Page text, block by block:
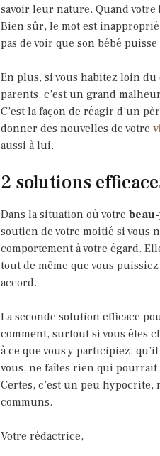
savoir leur nature. Quand votre
Bien sûr, le mot est
pas de voir que son bébé
En plus, si vous habitez loin du
parents, c’est un grand
C’est la façon de réagir d’un
donner des nouvelles de votre
aussi à lui.
2 solutions
Dans la situation où votre
soutien de votre moitié si vous
comportement à votre égard.
tout de même que vous
accord.
La seconde solution efficace
comment, surtout si vous êtes
à ce que vous y participiez,
vous, ne faîtes rien qui pourrait
Certes, c’est un peu
communs.
Votre rédactrice,